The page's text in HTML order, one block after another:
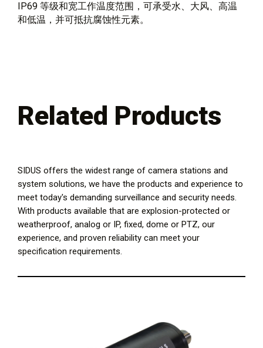
IP69 等级和宽工作温度范围，可承受水、大风、高温
和低温，并可抵抗腐蚀性元素。
Related Products
SIDUS offers the widest range of camera stations and
system solutions, we have the products and experience to
meet today's demanding surveillance and security needs.
With products available that are explosion-protected or
weatherproof, analog or IP, fixed, dome or PTZ, our
experience, and proven reliability can meet your
specification requirements.